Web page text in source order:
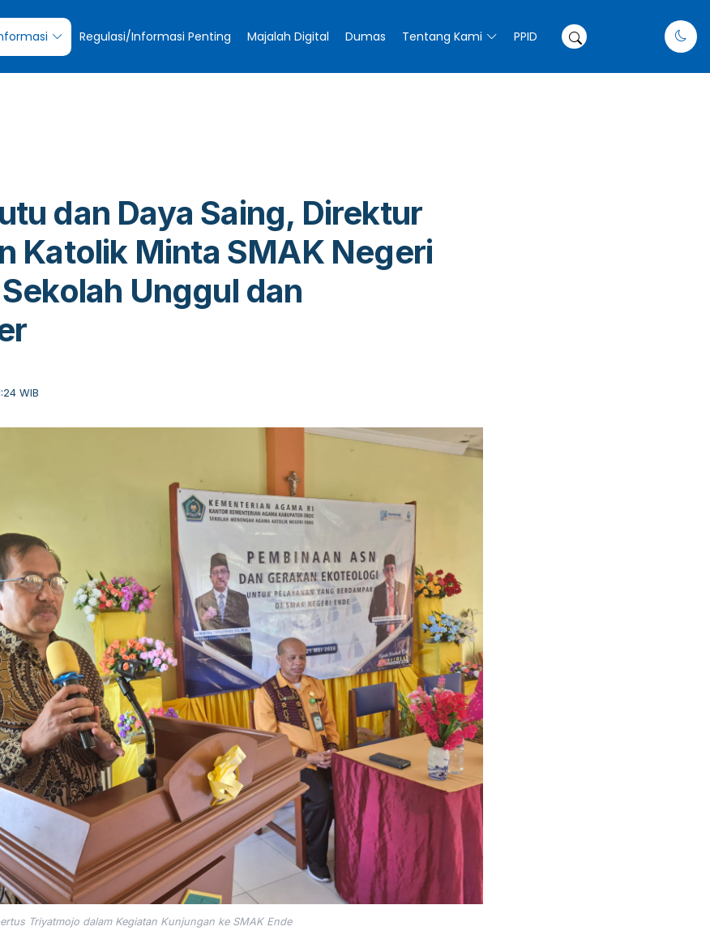
Regulasi/Informasi Penting Majalah Digital Dumas Tentang Kami PPID
dan Daya Saing, Direktur
Katolik Minta SMAK Negeri
Unggul dan
WIB
Triyatmojo dalam Kegiatan Kunjungan ke SMAK Ende